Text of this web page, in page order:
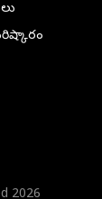
2026